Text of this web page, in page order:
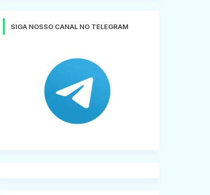
SIGA NOSSO CANAL NO TELEGRAM